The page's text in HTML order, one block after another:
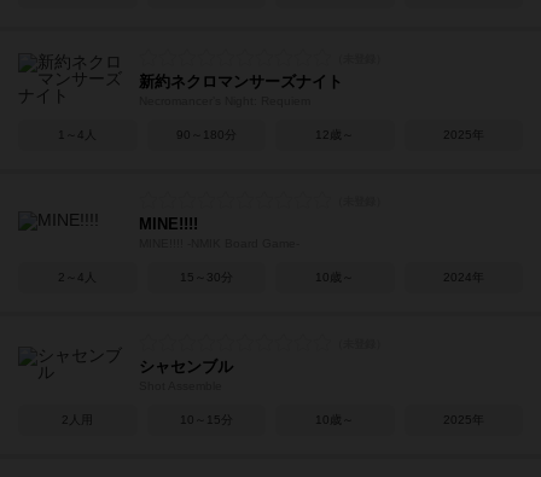
新約ネクロマンサーズナイト
1～4人 90～180分 12歳～ 2025年
MINE!!!!
2～4人 15～30分 10歳～ 2024年
シャセンブル
2人用 10～15分 10歳～ 2025年